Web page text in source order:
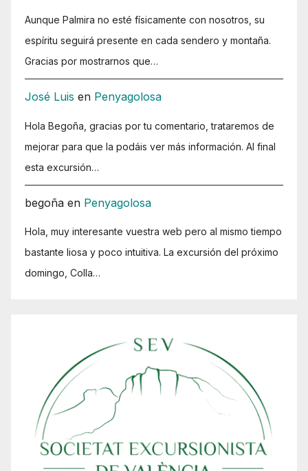
Aunque Palmira no esté físicamente con nosotros, su
espíritu seguirá presente en cada sendero y montaña.
Gracias por mostrarnos que…
José Luis en Penyagolosa
Hola Begoña, gracias por tu comentario, trataremos de
mejorar para que la podáis ver más información. Al final
esta excursión…
begoña en Penyagolosa
Hola, muy interesante vuestra web pero al mismo tiempo
bastante liosa y poco intuitiva. La excursión del próximo
domingo, Colla…